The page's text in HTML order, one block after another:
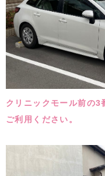
クリニックモール前の3
ご利用ください。